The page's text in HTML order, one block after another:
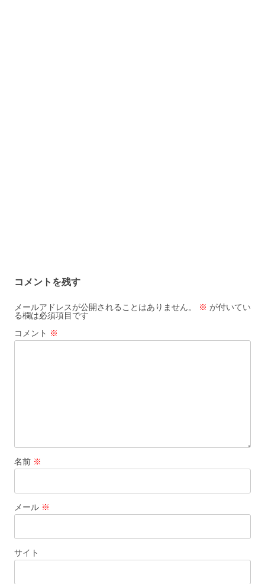
コメントを残す
メールアドレスが公開されることはありません。 ※ が付いてい
る欄は必須項目です
コメント ※
名前 ※
メール ※
サイト